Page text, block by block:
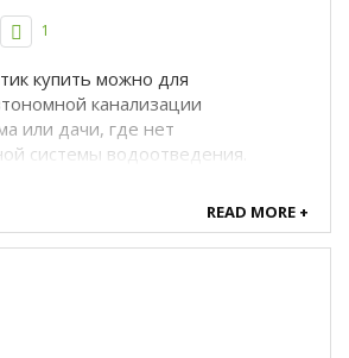
1
купить можно для
канализации
или дачи, где нет
системы водоотведения.
станцию глубокой
простой самотечный септик. Что
...
READ MORE +